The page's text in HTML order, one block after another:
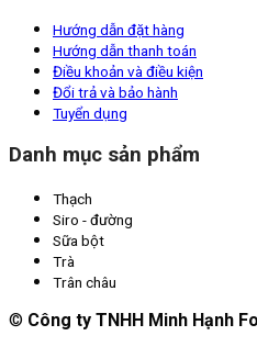
Hướng dẫn đặt hàng
Hướng dẫn thanh toán
Điều khoản và điều kiện
Đổi trả và bảo hành
Tuyển dụng
Danh mục sản phẩm
Thạch
Siro - đường
Sữa bột
Trà
Trân châu
© Công ty TNHH Minh Hạnh